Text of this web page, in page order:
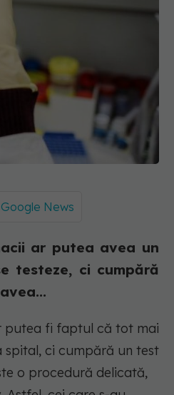
News
ar putea avea un
testeze, ci cumpără
putea fi faptul că tot mai
spital, ci cumpără un test
o procedură delicată,